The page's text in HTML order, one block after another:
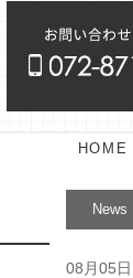
HOME
News
08月05日